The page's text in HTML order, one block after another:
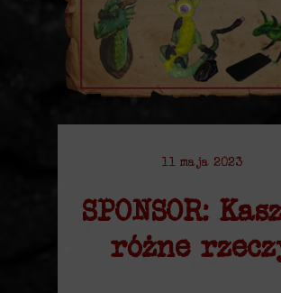
11 maja 2023
SPONSOR:
różne